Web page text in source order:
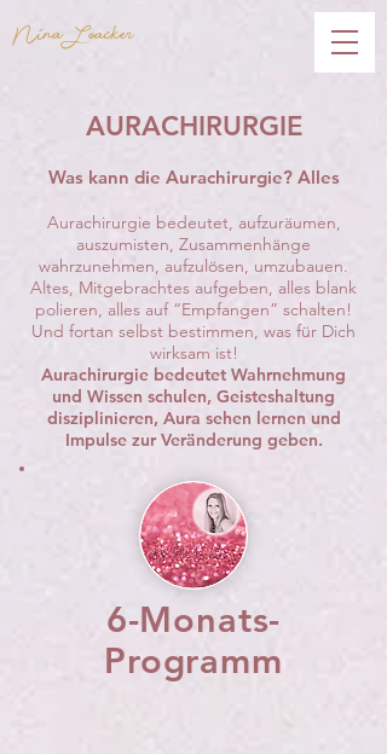
Nina Loacker
AURACHIRURGIE
Was kann die Aurachirurgie? Alles
Aurachirurgie bedeutet, aufzuräumen,
auszumisten, Zusammenhänge
wahrzunehmen, aufzulösen, umzubauen.
Altes, Mitgebrachtes aufgeben, alles blank
polieren, alles auf “Empfangen” schalten!
Und fortan selbst bestimmen, was für Dich
wirksam ist!
Aurachirurgie bedeutet Wahrnehmung
und Wissen schulen, Geisteshaltung
disziplinieren, Aura sehen lernen und
Impulse zur Veränderung geben.
6-Monats-
Programm